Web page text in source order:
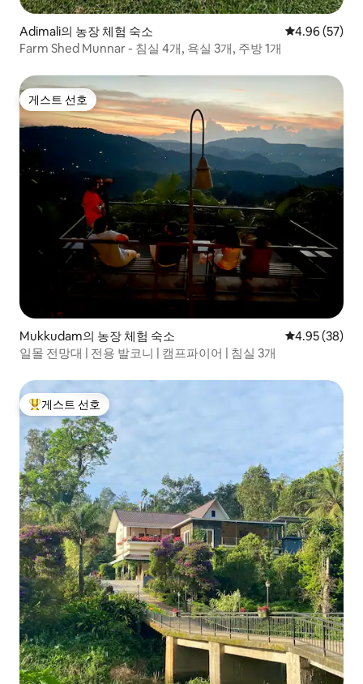
Adimali의 농장 체험 숙소 평점 4.96점(5
4.96 (57)
Farm Shed Munnar - 침실 4개, 욕실 3개, 주방 1개
게스트 선호
게스트 선호
Mukkudam의 농장 체험 숙소 평점 4.95점(5
4.95 (38)
일몰 전망대 | 전용 발코니 | 캠프파이어 | 침실 3개
상위 게스트 선호
게스트 선호